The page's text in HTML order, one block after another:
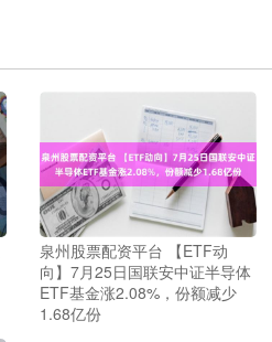
泉州股票配资平台 【ETF动
向】7月25日国联安中证半导体
ETF基金涨2.08%，份额减少
1.68亿份